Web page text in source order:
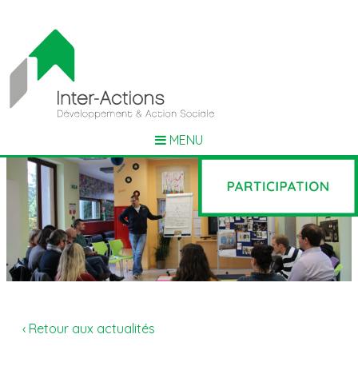
MENU
‹ Retour aux actualités